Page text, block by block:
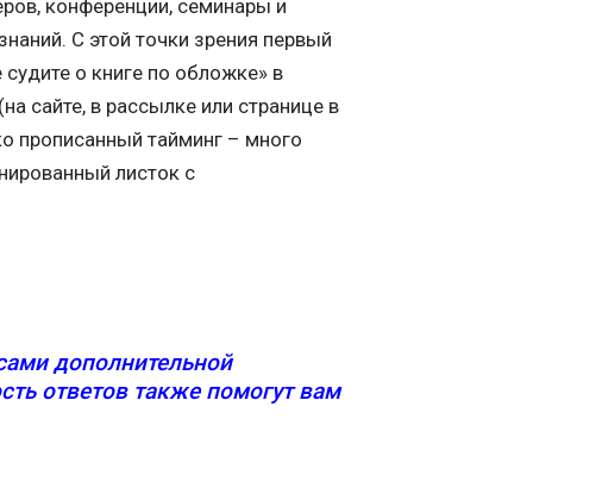
конференции, семинары и
С этой точки зрения первый
о книге по обложке» в
сайте, в рассылке или странице в
прописанный тайминг – много
листок с
дополнительной
ответов также помогут вам